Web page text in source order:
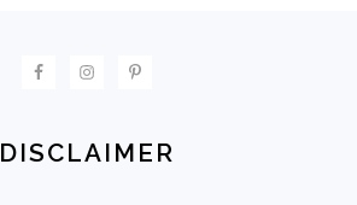
DISCLAIMER